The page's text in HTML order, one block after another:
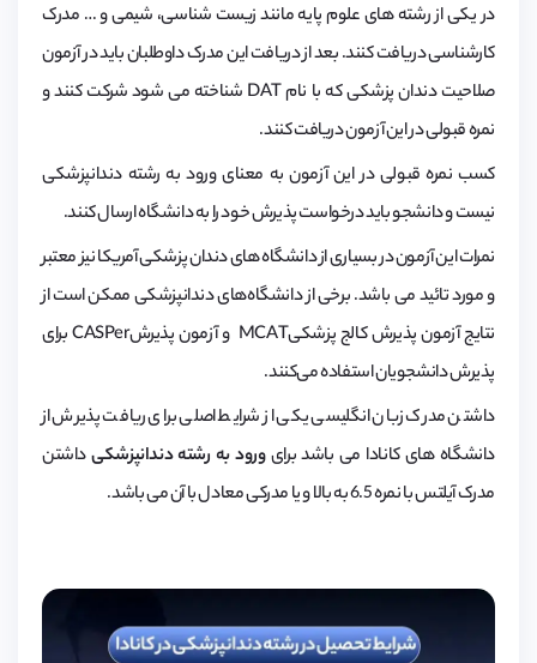
در یکی از رشته های علوم پایه مانند زیست شناسی، شیمی و … مدرک
کارشناسی دریافت کنند. بعد از دریافت این مدرک داوطلبان باید در آزمون
صلاحیت دندان پزشکی که با نام DAT شناخته می شود شرکت کنند و
نمره قبولی در این آزمون دریافت کنند.
کسب نمره قبولی در این آزمون به معنای ورود به رشته دندانپزشکی
نیست و دانشجو باید درخواست پذیرش خود را به دانشگاه ارسال کنند.
نمرات این آزمون در بسیاری از دانشگاه های دندان پزشکی آمریکا نیز معتبر
و مورد تائید می باشد. برخی از دانشگاه‌های دندانپزشکی ممکن است از
نتایج آزمون پذیرش کالج پزشکیMCAT و آزمون پذیرشCASPer برای
پذیرش دانشجویان استفاده می‌کنند.
داشتن مدرک زبان انگلیسی یکی از شرایط اصلی برای ریافت پذیرش از
دانشگاه های کانادا می باشد برایورود به رشته دندانپزشکیداشتن
مدرک آیلتس با نمره 6.5 به بالا و یا مدرکی معادل با آن می باشد.